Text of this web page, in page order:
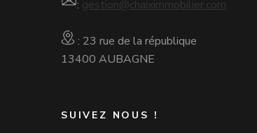
: gestion@chaiximmobilier.com
: 23 rue de la république
13400 AUBAGNE
SUIVEZ NOUS !